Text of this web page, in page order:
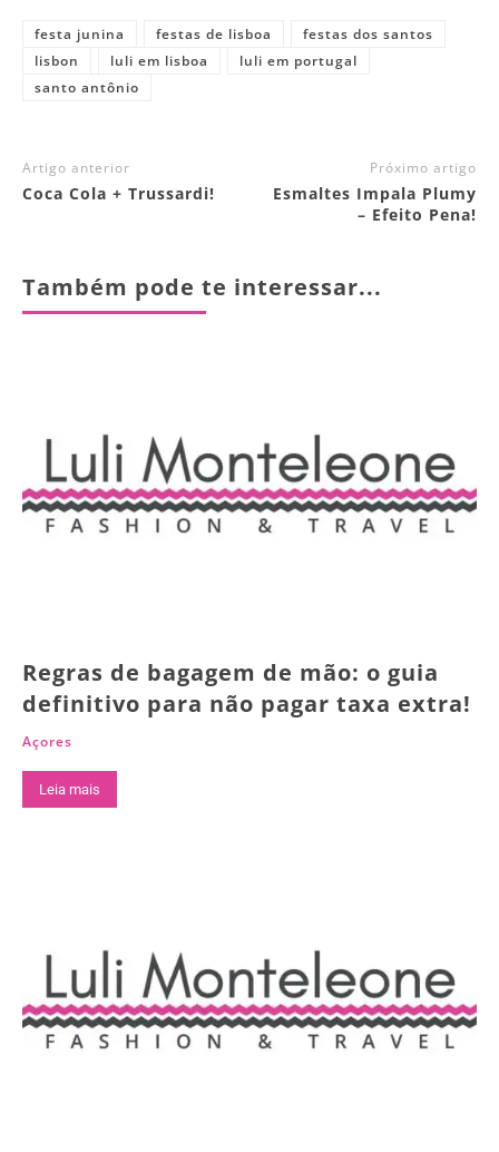
festa junina festas de lisboa
festas dos santos
lisbon
luli em lisboa
luli em portugal
santo antônio
Artigo anterior
Coca Cola + Trussardi!
Próximo artigo
Esmaltes Impala Plumy
– Efeito Pena!
Também pode te interessar...
Regras de bagagem de mão: o guia
definitivo para não pagar taxa extra!
Açores
Leia mais